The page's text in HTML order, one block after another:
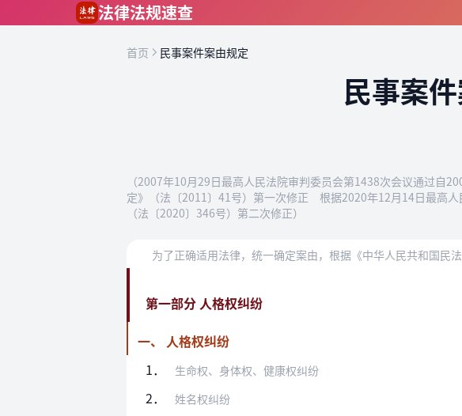
法律法规速查
首页 民事案件案由规定
民事案
（2007年10月29日最高人民法院审判委员会第1438次会议通过
定》（法〔2011〕41号）第一次修正 根据2020年12月14日最高人
（法〔2020〕346号）第二次修正）
第一部分 人格权纠纷
一、 人格权纠纷
1．
生命权、身体权、健康权纠纷
2． 姓名权纠纷